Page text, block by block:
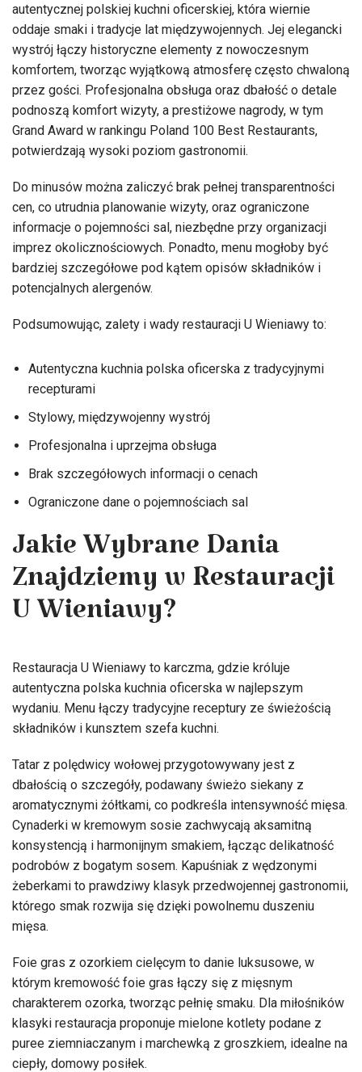
autentycznej polskiej kuchni oficerskiej, która wiernie
oddaje smaki i tradycje lat międzywojennych. Jej elegancki
wystrój łączy historyczne elementy z nowoczesnym
komfortem, tworząc wyjątkową atmosferę często chwaloną
przez gości. Profesjonalna obsługa oraz dbałość o detale
podnoszą komfort wizyty, a prestiżowe nagrody, w tym
Grand Award w rankingu Poland 100 Best Restaurants,
potwierdzają wysoki poziom gastronomii.
Do minusów można zaliczyć brak pełnej transparentności
cen, co utrudnia planowanie wizyty, oraz ograniczone
informacje o pojemności sal, niezbędne przy organizacji
imprez okolicznościowych. Ponadto, menu mogłoby być
bardziej szczegółowe pod kątem opisów składników i
potencjalnych alergenów.
Podsumowując, zalety i wady restauracji U Wieniawy to:
Autentyczna kuchnia polska oficerska z tradycyjnymi
recepturami
Stylowy, międzywojenny wystrój
Profesjonalna i uprzejma obsługa
Brak szczegółowych informacji o cenach
Ograniczone dane o pojemnościach sal
Jakie Wybrane Dania
Znajdziemy w Restauracji
U Wieniawy?
Restauracja U Wieniawy to karczma, gdzie króluje
autentyczna polska kuchnia oficerska w najlepszym
wydaniu. Menu łączy tradycyjne receptury ze świeżością
składników i kunsztem szefa kuchni.
Tatar z polędwicy wołowej przygotowywany jest z
dbałością o szczegóły, podawany świeżo siekany z
aromatycznymi żółtkami, co podkreśla intensywność mięsa.
Cynaderki w kremowym sosie zachwycają aksamitną
konsystencją i harmonijnym smakiem, łącząc delikatność
podrobów z bogatym sosem. Kapuśniak z wędzonymi
żeberkami to prawdziwy klasyk przedwojennej gastronomii,
którego smak rozwija się dzięki powolnemu duszeniu
mięsa.
Foie gras z ozorkiem cielęcym to danie luksusowe, w
którym kremowość foie gras łączy się z mięsnym
charakterem ozorka, tworząc pełnię smaku. Dla miłośników
klasyki restauracja proponuje mielone kotlety podane z
puree ziemniaczanym i marchewką z groszkiem, idealne na
ciepły, domowy posiłek.